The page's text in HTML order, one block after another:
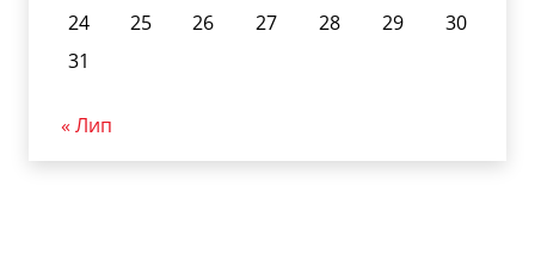
24
25 26 27 28 29
30
31
« Лип